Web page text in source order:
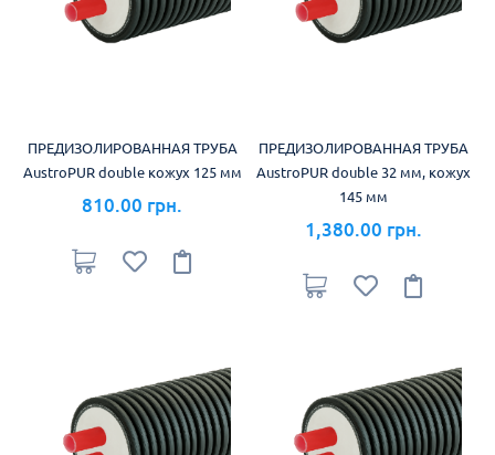
ПРЕДИЗОЛИРОВАННАЯ ТРУБА
AustroPUR double кожух 125 мм
810.00 грн.
ПРЕДИЗОЛИРОВАННАЯ ТРУБА
AustroPUR double 32 мм, кожух
145 мм
1,380.00 грн.